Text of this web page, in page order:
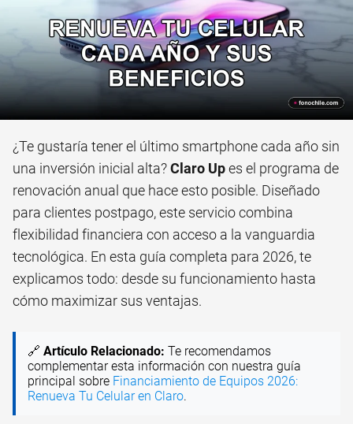
¿Te gustaría tener el último smartphone cada año sin
una inversión inicial alta?Claro Upes el programa de
renovación anual que hace esto posible. Diseñado
para clientes postpago, este servicio combina
flexibilidad financiera con acceso a la vanguardia
tecnológica. En esta guía completa para 2026, te
explicamos todo: desde su funcionamiento hasta
cómo maximizar sus ventajas.
🔗 Artículo Relacionado: Te recomendamos
complementar esta información con nuestra guía
principal sobre Financiamiento de Equipos 2026:
Renueva Tu Celular en Claro.